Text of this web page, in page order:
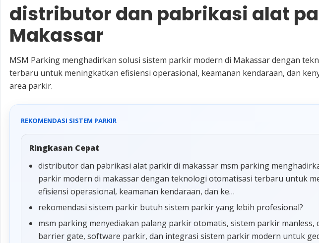
distributor dan pabrikasi alat
Makassar
MSM Parking menghadirkan solusi sistem parkir modern di Makassar dengan
terbaru untuk meningkatkan efisiensi operasional, keamanan kendaraan, dan
area parkir.
REKOMENDASI SISTEM PARKIR
Ringkasan Cepat
distributor dan pabrikasi alat parkir di makassar msm parking
parkir modern di makassar dengan teknologi otomatisasi terbaru untuk
efisiensi operasional, keamanan kendaraan, dan ke…
rekomendasi sistem parkir butuh sistem parkir yang lebih profesional?
msm parking menyediakan palang parkir otomatis, sistem parkir manless,
barrier gate, software parkir, dan integrasi sistem parkir modern untuk